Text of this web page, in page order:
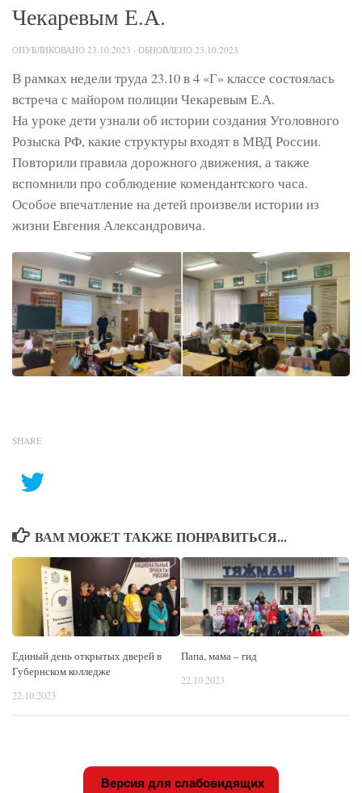
Чекаревым Е.А.
ОПУБЛИКОВАНО 23.10.2023 · ОБНОВЛЕНО 23.10.2023
В рамках недели труда 23.10 в 4 «Г» классе состоялась
встреча с майором полиции Чекаревым Е.А.
На уроке дети узнали об истории создания Уголовного
Розыска РФ, какие структуры входят в МВД России.
Повторили правила дорожного движения, а также
вспомнили про соблюдение комендантского часа.
Особое впечатление на детей произвели истории из
жизни Евгения Александровича.
SHARE
ВАМ МОЖЕТ ТАКЖЕ ПОНРАВИТЬСЯ...
Единый день открытых дверей в
Губернском колледже
22.10.2023
Папа, мама – гид
22.10.2023
Версия для слабовидящих